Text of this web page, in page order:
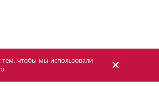
тем, чтобы мы использовали